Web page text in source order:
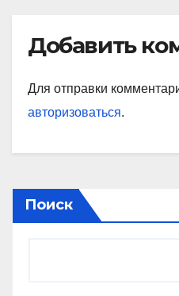
Добавить
Для отправки
авторизоваться.
Поиск